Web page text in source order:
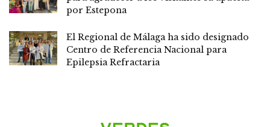
por Estepona
El Regional de Málaga ha sido designado
Centro de Referencia Nacional para
Epilepsia Refractaria